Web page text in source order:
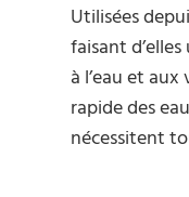
Utilisées
faisant
à l’eau et
rapide des
nécessitent